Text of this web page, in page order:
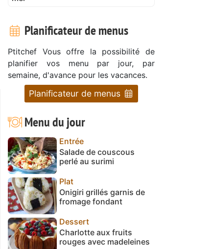
Planificateur de menus
Ptitchef Vous offre la possibilité de
planifier vos menu par jour, par
semaine, d'avance pour les vacances.
Planificateur de menus
Menu du jour
Entrée
Salade de couscous
perlé au surimi
Plat
Onigiri grillés garnis de
fromage fondant
Dessert
Charlotte aux fruits
rouges avec madeleines